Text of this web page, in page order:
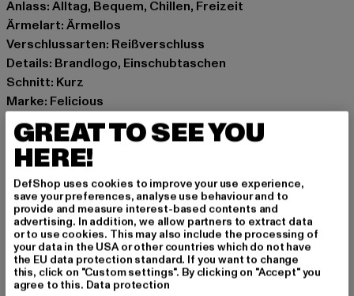
Anlass: Alltag, Bequem, Chillen, Freizeit
Ärmelart: Ärmellos
Verschlussarten: Reißverschluss
Details: Brandlogo, Einschubtaschen
Schnitt: Kurz
Marke: Felicious
Kat.: Outerwear - Vests
Farbe: rot
Hersteller Farbe: red
Materialzusammensetzung: 65% Baumwolle, 35%
Polyester
Art.Nr: PD00007276-00199
Hersteller: Urban Styles Agency GmbH & Co. KG |
agentur@urbanstylesagency.com
Schanzenstraße 41 | 51063 Köln | DE
GREAT TO SEE YOU
HERE!
DefShop uses cookies to improve your use experience,
save your preferences, analyse use behaviour and to
provide and measure interest-based contents and
advertising. In addition, we allow partners to extract data
or to use cookies. This may also include the processing of
your data in the USA or other countries which do not have
the EU data protection standard. If you want to change
this, click on "Custom settings". By clicking on "Accept" you
agree to this. Data protection